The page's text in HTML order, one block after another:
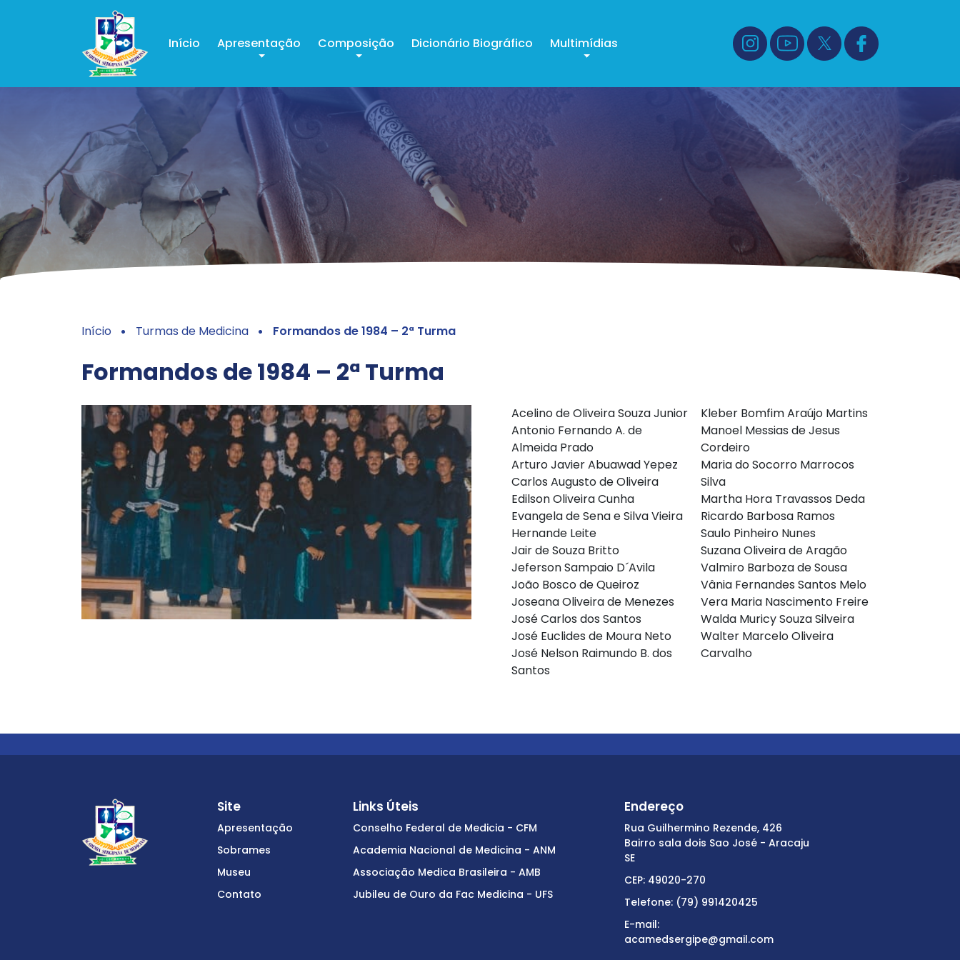
Início Apresentação Composição Dicionário Biográfico Multimídias
Início Turmas de Medicina Formandos de 1984 – 2ª Turma
Formandos de 1984 – 2ª Turma
Acelino de Oliveira Souza Junior
Antonio Fernando A. de
Almeida Prado
Arturo Javier Abuawad Yepez
Carlos Augusto de Oliveira
Edilson Oliveira Cunha
Evangela de Sena e Silva Vieira
Hernande Leite
Jair de Souza Britto
Jeferson Sampaio D´Avila
João Bosco de Queiroz
Joseana Oliveira de Menezes
José Carlos dos Santos
José Euclides de Moura Neto
José Nelson Raimundo B. dos
Santos
Kleber Bomfim Araújo Martins
Manoel Messias de Jesus
Cordeiro
Maria do Socorro Marrocos
Silva
Martha Hora Travassos Deda
Ricardo Barbosa Ramos
Saulo Pinheiro Nunes
Suzana Oliveira de Aragão
Valmiro Barboza de Sousa
Vânia Fernandes Santos Melo
Vera Maria Nascimento Freire
Walda Muricy Souza Silveira
Walter Marcelo Oliveira
Carvalho
Site
Apresentação
Sobrames
Museu
Contato
Links Úteis
Conselho Federal de Medicia - CFM
Academia Nacional de Medicina - ANM
Associação Medica Brasileira - AMB
Jubileu de Ouro da Fac Medicina - UFS
Endereço
Rua Guilhermino Rezende, 426
Bairro sala dois Sao José - Aracaju
SE
CEP: 49020-270
Telefone: (79) 991420425
E-mail:
acamedsergipe@gmail.com